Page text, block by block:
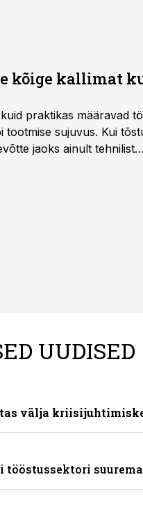
kõige kallimat
praktikas määravad
tootmise sujuvus. Kui
jaoks ainult tehnilist
UUDISED
välja
tööstussektori